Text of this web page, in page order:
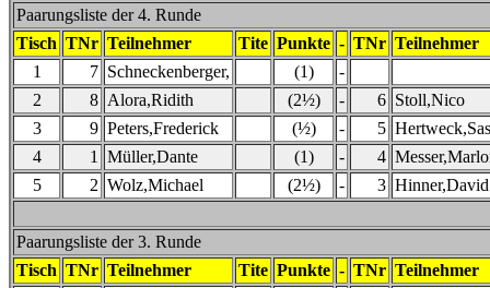
Paarungsliste der 4. Runde
Tisch TNr Teilnehmer Tite Punkte - TNr Teilnehmer
1
7 Schneckenberger, (1)
-
2
8 Alora,Ridith (2½) - 6 Stoll,Nico
3
9 Peters,Frederick (½) - 5
4
1 Müller,Dante (1) - 4
5
2 Wolz,Michael (2½) - 3 Hinner,David
Paarungsliste der 3. Runde
Tisch TNr Teilnehmer Tite Punkte - TNr Teilnehmer